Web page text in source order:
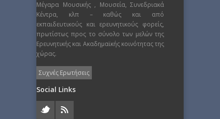
Μέγαρα Μουσικής , Μουσεία, Συνεδριακά
Κέντρα, κλπ – καθώς και από
εκπαιδευτικούς και ερευνητικούς φορείς,
πρωτίστως προς το σύνολο των μελών της
Ερευνητικής και Ακαδημαϊκής κοινότητας της
χώρας.
Συχνές Ερωτήσεις
Social Links